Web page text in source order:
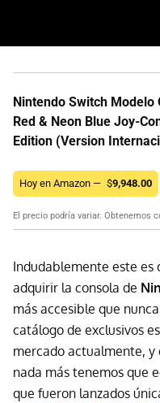
Nintendo Switch Modelo
Red & Neon Blue Joy-
Edition (Version
Hoy en Amazon — $9,948.00
El precio podría variar. Obtenemos
Indudablemente este es
adquirir la consola de
más accesible que
catálogo de exclusivos
mercado actualmente, y
nada más tenemos que
que fueron lanzados